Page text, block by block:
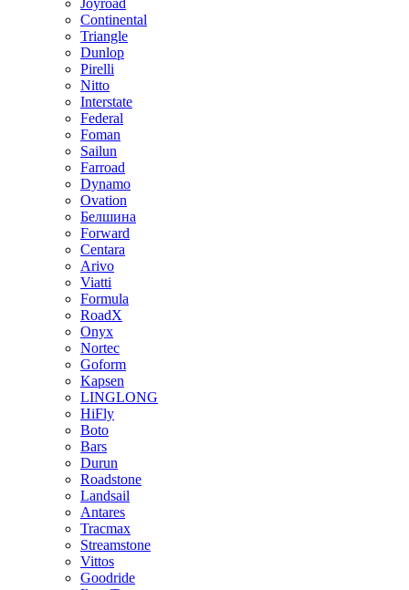
Joyroad
Continental
Triangle
Dunlop
Pirelli
Nitto
Interstate
Federal
Foman
Sailun
Farroad
Dynamo
Ovation
Белшина
Forward
Centara
Arivo
Viatti
Formula
RoadX
Onyx
Nortec
Goform
Kapsen
LINGLONG
HiFly
Boto
Bars
Durun
Roadstone
Landsail
Antares
Tracmax
Streamstone
Vittos
Goodride